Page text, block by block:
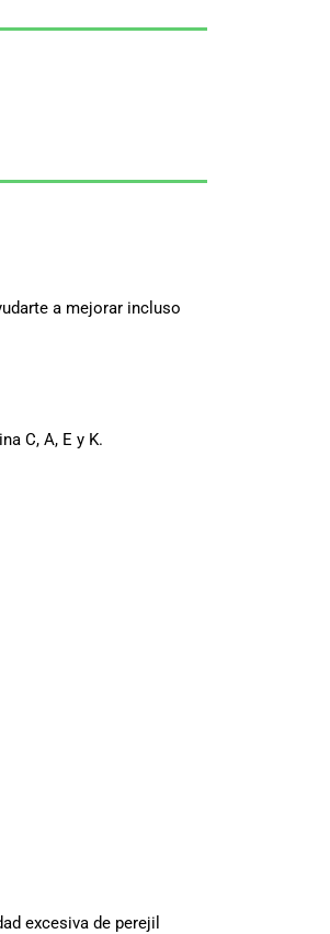
a mejorar incluso
C, A, E y K.
excesiva de perejil